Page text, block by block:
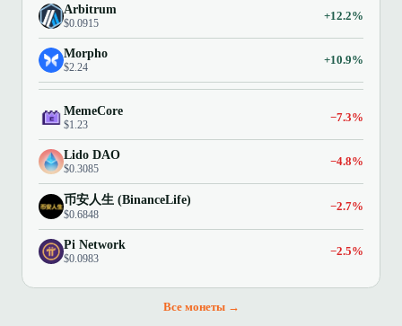
Arbitrum
$0.0915
+12.2%
Morpho
$2.24
+10.9%
MemeCore
$1.23
−7.3%
Lido DAO
$0.3085
−4.8%
币安人生 (BinanceLife)
$0.6848
−2.7%
Pi Network
$0.0983
−2.5%
Все монеты →